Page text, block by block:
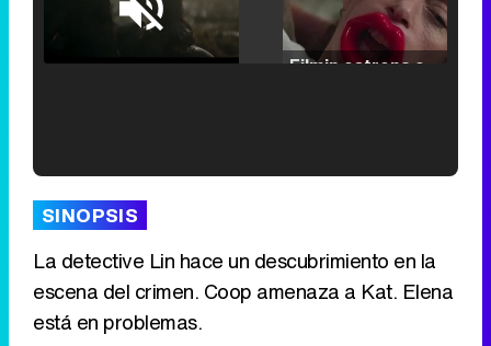
Unmute /
SINOPSIS
La detective Lin hace un descubrimiento en la
escena del crimen. Coop amenaza a Kat. Elena
está en problemas.